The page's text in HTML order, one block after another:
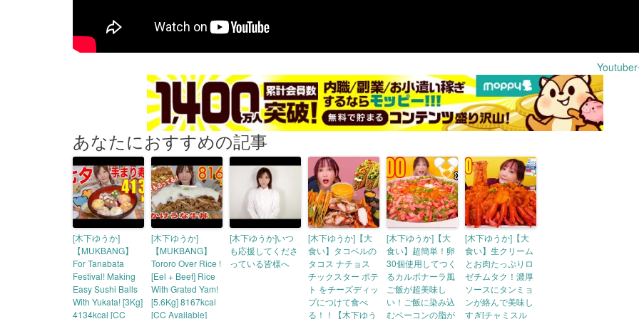
あなたにおすすめの記事
[木下ゆうか]
【MUKBANG】
For Tanabata
Festival! Making
Easy Sushi Balls
With Yukata! [3Kg]
4134kcal [CC
[木下ゆうか]
【MUKBANG】
Tororo Over Rice !
[Eel + Beef] Rice
With Grated Yam!
[5.6Kg] 8167kcal
[CC Available]
[木下ゆうか]いつ
も応援してくださ
っている皆様へ
[木下ゆうか]【大
食い】タコベルの
タコス ナチョス
チックスター ポテ
ト をチーズディッ
プにつけて食べ
る！！【木下ゆう
[木下ゆうか]【大
食い】超簡単！卵
30個使用してつく
るカルボナーラ風
ご飯が超美味し
い！ご飯に染み込
むベーコンの脂が
[木下ゆうか]【大
食い】生クリーム
とお肉たっぷりロ
ゼチムタク！濃厚
ソースにタンミョ
ンが絡んで美味し
すぎ[チャミスル